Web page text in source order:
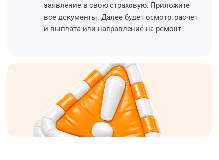
заявление в свою страховую. Приложите
все документы. Далее будет осмотр, расчет
и выплата или направление на ремонт.